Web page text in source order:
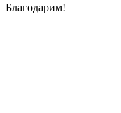
Благодарим!